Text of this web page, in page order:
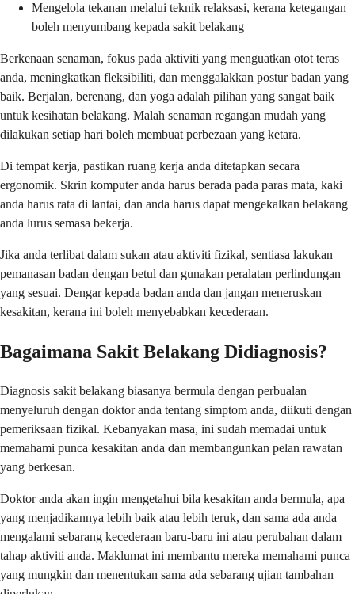
Mengelola tekanan melalui teknik relaksasi, kerana ketegangan
boleh menyumbang kepada sakit belakang
Berkenaan senaman, fokus pada aktiviti yang menguatkan otot teras
anda, meningkatkan fleksibiliti, dan menggalakkan postur badan yang
baik. Berjalan, berenang, dan yoga adalah pilihan yang sangat baik
untuk kesihatan belakang. Malah senaman regangan mudah yang
dilakukan setiap hari boleh membuat perbezaan yang ketara.
Di tempat kerja, pastikan ruang kerja anda ditetapkan secara
ergonomik. Skrin komputer anda harus berada pada paras mata, kaki
anda harus rata di lantai, dan anda harus dapat mengekalkan belakang
anda lurus semasa bekerja.
Jika anda terlibat dalam sukan atau aktiviti fizikal, sentiasa lakukan
pemanasan badan dengan betul dan gunakan peralatan perlindungan
yang sesuai. Dengar kepada badan anda dan jangan meneruskan
kesakitan, kerana ini boleh menyebabkan kecederaan.
Bagaimana Sakit Belakang Didiagnosis?
Diagnosis sakit belakang biasanya bermula dengan perbualan
menyeluruh dengan doktor anda tentang simptom anda, diikuti dengan
pemeriksaan fizikal. Kebanyakan masa, ini sudah memadai untuk
memahami punca kesakitan anda dan membangunkan pelan rawatan
yang berkesan.
Doktor anda akan ingin mengetahui bila kesakitan anda bermula, apa
yang menjadikannya lebih baik atau lebih teruk, dan sama ada anda
mengalami sebarang kecederaan baru-baru ini atau perubahan dalam
tahap aktiviti anda. Maklumat ini membantu mereka memahami punca
yang mungkin dan menentukan sama ada sebarang ujian tambahan